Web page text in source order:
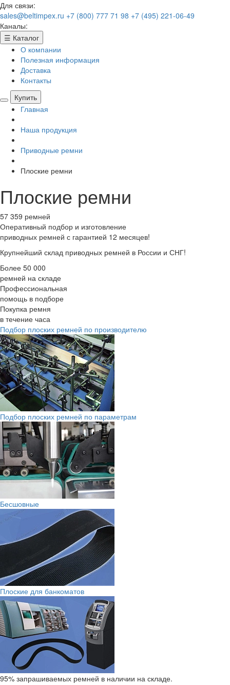
Для связи:
sales@beltimpex.ru +7 (800) 777 71 98 +7 (495) 221-06-49
Каналы:
☰ Каталог
О компании
Полезная информация
Доставка
Контакты
Купить
Главная
Наша продукция
Приводные ремни
Плоские ремни
Плоские ремни
57 359 ремней
Оперативный подбор и изготовление
приводных ремней с гарантией 12 месяцев!
Крупнейший склад приводных ремней в России и СНГ!
Более 50 000
ремней на складе
Профессиональная
помощь в подборе
Покупка ремня
в течение часа
Подбор плоских ремней по производителю
Подбор плоских ремней по параметрам
Бесшовные
Плоские для банкоматов
95% запрашиваемых ремней в наличии на складе.